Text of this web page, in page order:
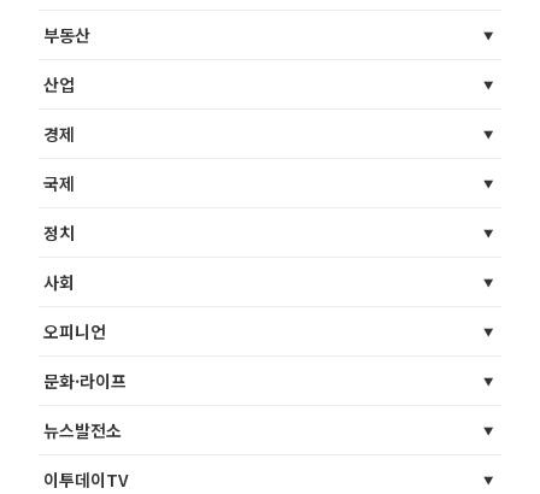
부동산
산업
경제
국제
정치
사회
오피니언
문화·라이프
뉴스발전소
이투데이TV